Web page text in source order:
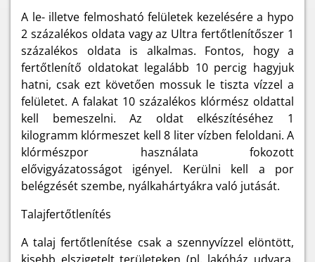
A le- illetve felmosható felületek kezelésére a hypo
2 százalékos oldata vagy az Ultra fertőtlenítőszer 1
százalékos oldata is alkalmas. Fontos, hogy a
fertőtlenítő oldatokat legalább 10 percig hagyjuk
hatni, csak ezt követően mossuk le tiszta vízzel a
felületet. A falakat 10 százalékos klórmész oldattal
kell bemeszelni. Az oldat elkészítéséhez 1
kilogramm klórmeszet kell 8 liter vízben feloldani. A
klórmészpor használata fokozott
elővigyázatosságot igényel. Kerülni kell a por
belégzését szembe, nyálkahártyákra való jutását.
Talajfertőtlenítés
A talaj fertőtlenítése csak a szennyvízzel elöntött,